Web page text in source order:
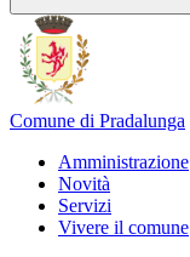
Comune di Pradalunga
Amministrazione
Novità
Servizi
Vivere il comune